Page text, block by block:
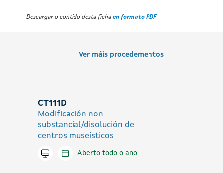
Descargar o contido desta ficha en formato PDF
Ver máis procedementos
CT111D
Modificación non
substancial/disolución de
centros museísticos
Tramitar en liñaAberto todo o ano